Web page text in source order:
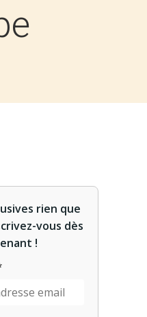
rien que
vous dès
!